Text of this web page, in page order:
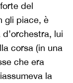
del
gli piace, è
lui
corsa (in una
che era
la